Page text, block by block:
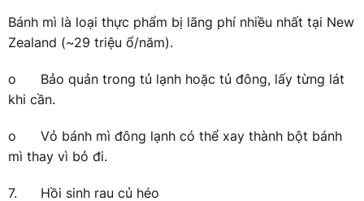
Bánh mì là loại thực phẩm bị lãng phí nhiều nhất tại New
Zealand (~29 triệu ổ/năm).
o
Bảo quản trong tủ lạnh hoặc tủ đông, lấy từng lát
khi cần.
o
Vỏ bánh mì đông lạnh có thể xay thành bột bánh
mì thay vì bỏ đi.
7. Hồi sinh rau củ héo